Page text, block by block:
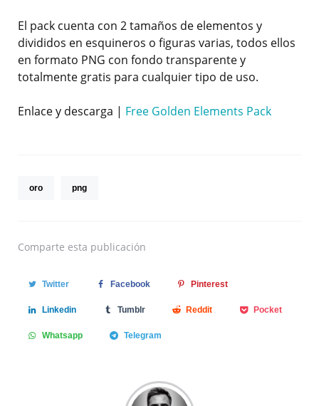
El pack cuenta con 2 tamaños de elementos y
divididos en esquineros o figuras varias, todos ellos
en formato PNG con fondo transparente y
totalmente gratis para cualquier tipo de uso.
Enlace y descarga | Free Golden Elements Pack
oro png
Comparte esta publicación
Twitter Facebook Pinterest
Linkedin Tumblr Reddit Pocket
Whatsapp Telegram